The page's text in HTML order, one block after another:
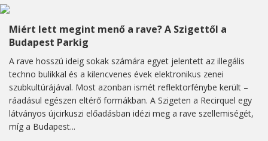
Miért lett megint menő a rave? A Szigettől a
Budapest Parkig
A rave hosszú ideig sokak számára egyet jelentett az illegális
techno bulikkal és a kilencvenes évek elektronikus zenei
szubkultúrájával. Most azonban ismét reflektorfénybe került –
ráadásul egészen eltérő formákban. A Szigeten a Recirquel egy
látványos újcirkuszi előadásban idézi meg a rave szellemiségét,
míg a Budapest...